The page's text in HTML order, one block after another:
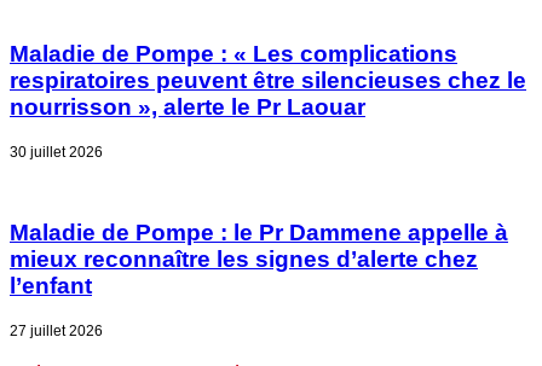
Maladie de Pompe : « Les complications
respiratoires peuvent être silencieuses chez le
nourrisson », alerte le Pr Laouar
30 juillet 2026
Maladie de Pompe : le Pr Dammene appelle à
mieux reconnaître les signes d’alerte chez
l’enfant
27 juillet 2026